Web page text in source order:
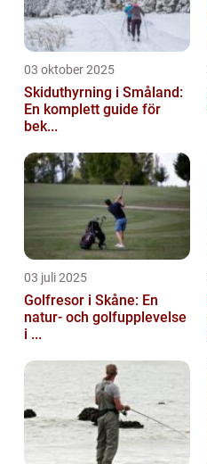
03 oktober 2025
Skiduthyrning i Småland:
En komplett guide för
bek...
03 juli 2025
Golfresor i Skåne: En
natur- och golfupplevelse
i ...